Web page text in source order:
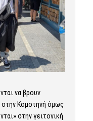
να βρουν
στην Κομοτηνή όμως
στην γειτονική